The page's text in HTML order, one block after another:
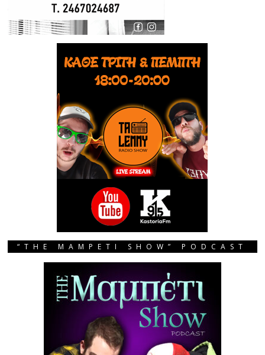
“THE MAMPETI SHOW” PODCAST